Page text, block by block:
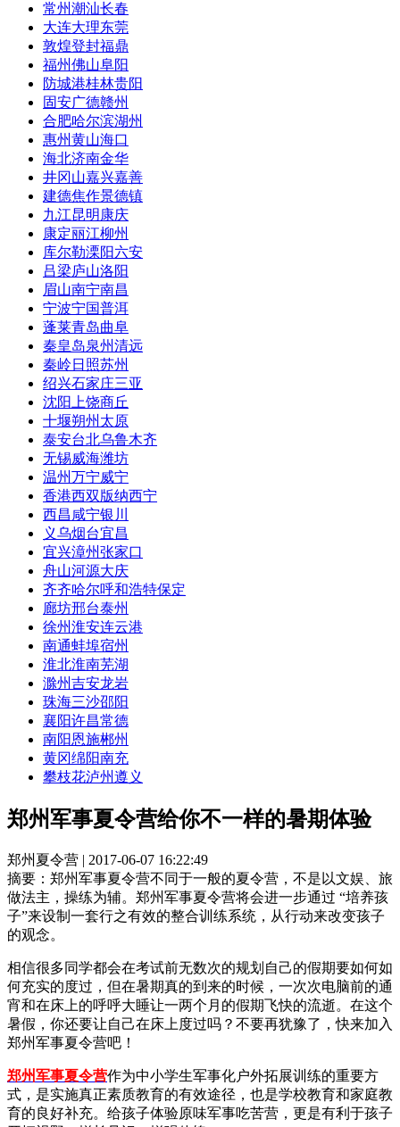
常州潮汕长春
大连大理东莞
敦煌登封福鼎
福州佛山阜阳
防城港桂林贵阳
固安广德赣州
合肥哈尔滨湖州
惠州黄山海口
海北济南金华
井冈山嘉兴嘉善
建德焦作景德镇
九江昆明 康庆
康定丽江柳州
库尔勒溧阳六安
吕梁庐山洛阳
眉山南宁南昌
宁波宁国普洱
蓬莱青岛曲阜
秦皇岛泉州清远
秦岭日照苏州
绍兴石家庄三亚
沈阳 上饶商丘
十堰朔州 太原
泰安台北乌鲁木齐
无锡威海潍坊
温州万宁威宁
香港西双版纳西宁
西昌 咸宁银川
义乌烟台宜昌
宜兴漳州张家口
舟山河源大庆
齐齐哈尔呼和浩特保定
廊坊邢台泰州
徐州淮安连云港
南通蚌埠宿州
淮北淮南芜湖
滁州吉安龙岩
珠海三沙邵阳
襄阳许昌常德
南阳恩施郴州
黄冈绵阳南充
攀枝花泸州遵义
郑州军事夏令营给你不一样的暑期体验
郑州夏令营 | 2017-06-07 16:22:49
摘要： 郑州军事夏令营不同于一般的夏令营，不是以文娱、旅
做法主，操练为辅。郑州军事夏令营将会进一步通过 “培养孩
子”来设制一套行之有效的整合训练系统，从行动来改变孩子
的观念。
相信很多同学都会在考试前无数次的规划自己的假期要如何如
何充实的度过，但在暑期真的到来的时候，一次次电脑前的通
宵和在床上的呼呼大睡让一两个月的假期飞快的流逝。在这个
暑假，你还要让自己在床上度过吗？不要再犹豫了，快来加入
郑州军事夏令营吧！
郑州军事夏令营作为中小学生军事化户外拓展训练的重要方
式，是实施真正素质教育的有效途径，也是学校教育和家庭教
育的良好补充。给孩子体验原味军事吃苦营，更是有利于孩子